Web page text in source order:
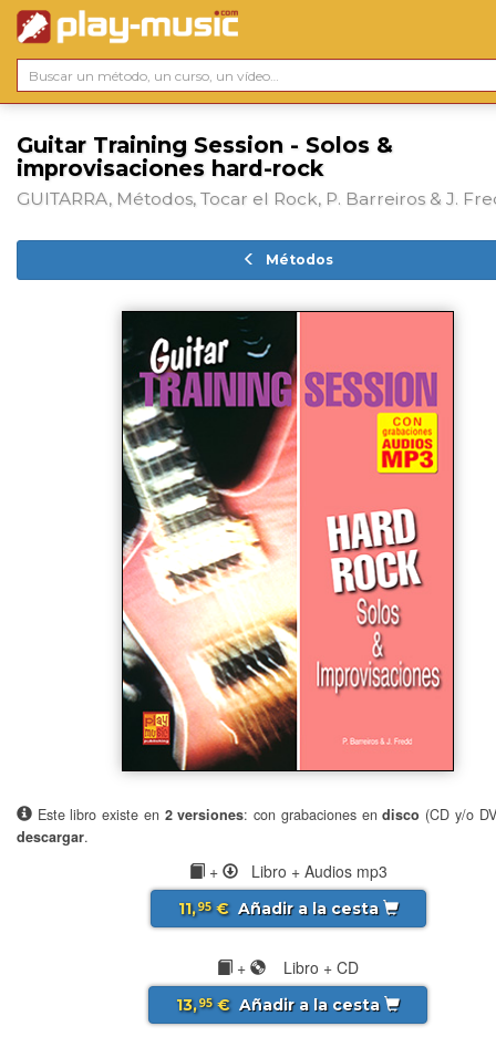
Guitar Training Session - Solos &
improvisaciones hard-rock
GUITARRA, Métodos, Tocar el Rock, P. Barreiros & J.
Métodos
Este libro existe en 2 versiones: con grabaciones endisco (CD y/o
descargar.
+ Libro + Audios mp3
11,95€ Añadir a la cesta
+ Libro + CD
13,95€ Añadir a la cesta